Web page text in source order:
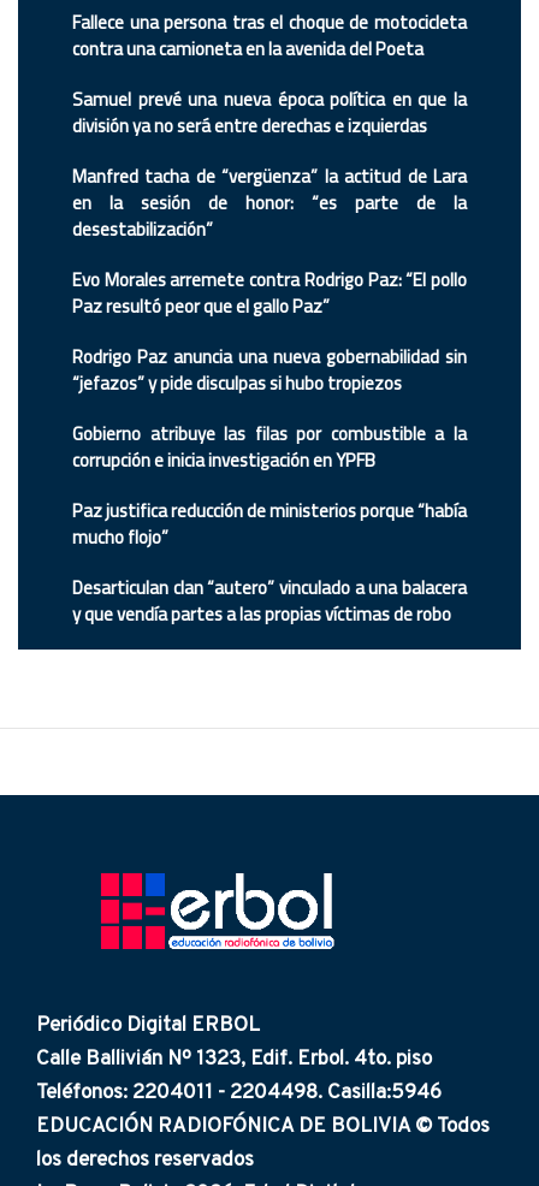
Fallece una persona tras el choque de motocicleta
contra una camioneta en la avenida del Poeta
Samuel prevé una nueva época política en que la
división ya no será entre derechas e izquierdas
Manfred tacha de “vergüenza” la actitud de Lara
en la sesión de honor: “es parte de la
desestabilización”
Evo Morales arremete contra Rodrigo Paz: “El pollo
Paz resultó peor que el gallo Paz”
Rodrigo Paz anuncia una nueva gobernabilidad sin
“jefazos” y pide disculpas si hubo tropiezos
Gobierno atribuye las filas por combustible a la
corrupción e inicia investigación en YPFB
Paz justifica reducción de ministerios porque “había
mucho flojo”
Desarticulan clan “autero” vinculado a una balacera
y que vendía partes a las propias víctimas de robo
Periódico Digital ERBOL
Calle Ballivián Nº 1323, Edif. Erbol. 4to. piso
Teléfonos: 2204011 - 2204498. Casilla:5946
EDUCACIÓN RADIOFÓNICA DE BOLIVIA © Todos
los derechos reservados